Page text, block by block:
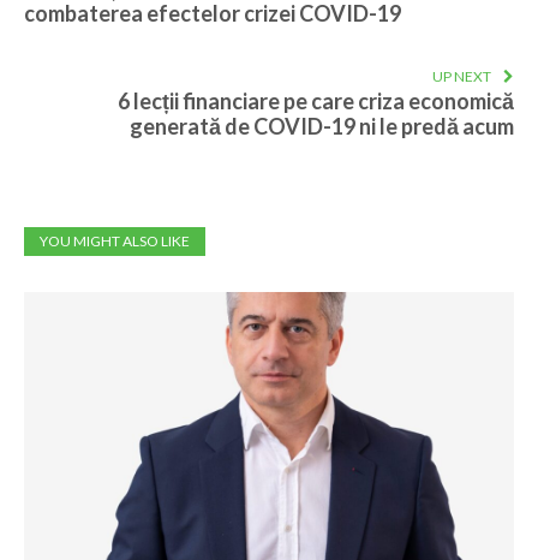
combaterea efectelor crizei COVID-19
UP NEXT
6 lecții financiare pe care criza economică
generată de COVID-19 ni le predă acum
YOU MIGHT ALSO LIKE